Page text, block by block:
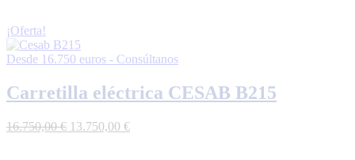
¡Oferta!
Desde 16.750 euros - Consúltanos
Carretilla eléctrica CESAB B215
16.750,00€ El
13.750,00 €El